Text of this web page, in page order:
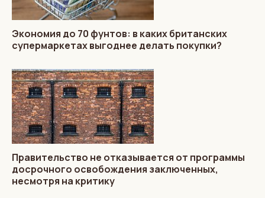
Экономия до 70 фунтов: в каких британских
супермаркетах выгоднее делать покупки?
Правительство не отказывается от программы
досрочного освобождения заключенных,
несмотря на критику